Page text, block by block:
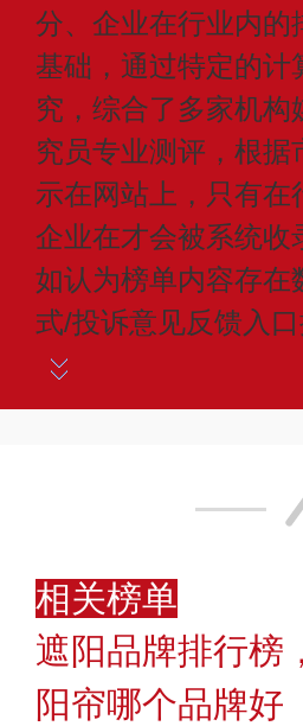
分、企业在行业内的
基础，通过特定的
究，综合了多家机
究员专业测评，根
示在网站上，只有
企业在才会被系统收
如认为榜单内容存在
式/投诉意见反馈入
相关榜单
遮阳品牌排行榜
阳帘哪个品牌好